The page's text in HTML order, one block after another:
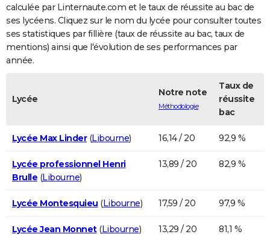
S'inscrire
Se connecter
Lycées
Collèges
Primaires
Universités
Entreprises
Service militaire
Avis de recherche
AVIS DE DÉCÈS
FORUM
Bricolage
Lifestyle
Culture
Sport
Auto
Television
Voyage
Cinema
calculée par Linternaute.com et le taux de réussite au bac de
ses lycéens. Cliquez sur le nom du lycée pour consulter toutes
ses statistiques par fillière (taux de réussite au bac, taux de
mentions) ainsi que l'évolution de ses performances par
année.
Lycée
Notre note
Méthodologie
Taux de
réussite
bac
Lycée Max Linder(Libourne) 16,14 / 20 92,9 %
Lycée professionnel Henri
Brulle (Libourne)
13,89 / 20 82,9 %
Lycée Montesquieu (Libourne) 17,59 / 20 97,9 %
Lycée Jean Monnet(Libourne) 13,29 / 20 81,1 %